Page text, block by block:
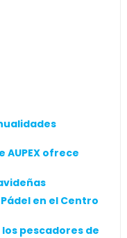
AUPEX ofrece
en el Centro
pescadores de